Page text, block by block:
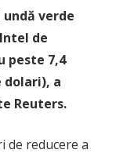
verde
de
peste 7,4
dolari), a
Reuters.
de reducere a